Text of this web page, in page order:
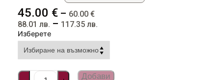
45.00 € – 60.00 €
88.01 лв. – 117.35 лв.
Изберете
Добави